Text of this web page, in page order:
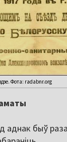
Фота: radabnr.org
аднак быў